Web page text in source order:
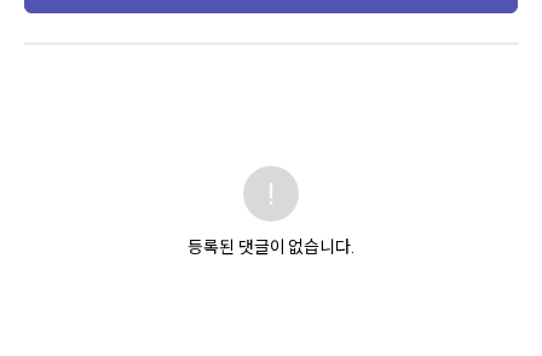
등록된 댓글이 없습니다.